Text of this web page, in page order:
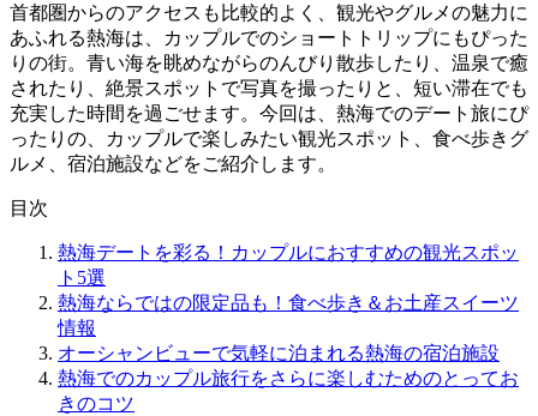
首都圏からのアクセスも比較的よく、観光やグルメの魅力に
あふれる熱海は、カップルでのショートトリップにもぴった
りの街。青い海を眺めながらのんびり散歩したり、温泉で癒
されたり、絶景スポットで写真を撮ったりと、短い滞在でも
充実した時間を過ごせます。今回は、熱海でのデート旅にぴ
ったりの、カップルで楽しみたい観光スポット、食べ歩きグ
ルメ、宿泊施設などをご紹介します。
目次
熱海デートを彩る！カップルにおすすめの観光スポッ
ト5選
熱海ならではの限定品も！食べ歩き＆お土産スイーツ
情報
オーシャンビューで気軽に泊まれる熱海の宿泊施設
熱海でのカップル旅行をさらに楽しむためのとってお
きのコツ